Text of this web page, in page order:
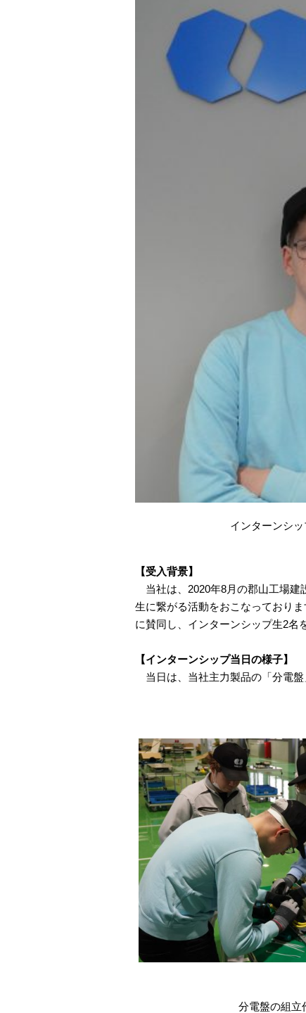
インターンシ
【受入背景】
当社は、2020年8月の郡山工場建
生に繋がる活動をおこなっており
に賛同し、インターンシップ生2名
【インターンシップ当日の様子】
当日は、当社主力製品の「分電
分電盤の組立